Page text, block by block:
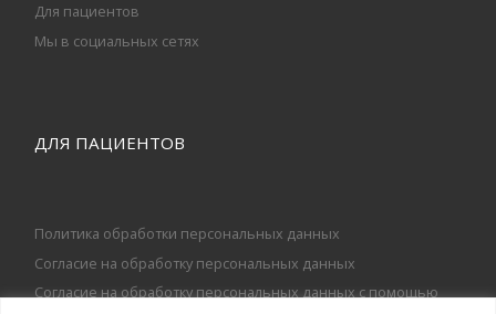
Для пациентов
Мы в социальных сетях
ДЛЯ ПАЦИЕНТОВ
Политика обработки персональных данных
Согласие на обработку персональных данных
Согласие на обработку персональных данных с помощью